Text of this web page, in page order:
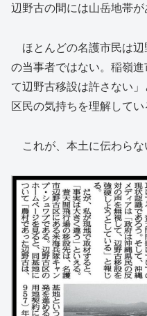
辺野古の間には山岳地帯が
ほとんどの名護市民は
の当事者ではない。稲嶺
て辺野古移設は許さない
区民の気持ちを理解してい
これが、本土に伝わらな